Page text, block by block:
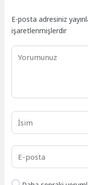
E-posta adresiniz
işaretlenmişlerdir